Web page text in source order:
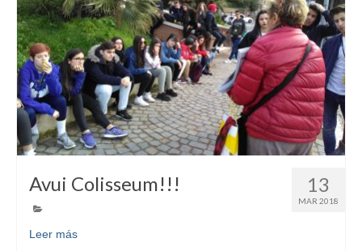
13
MAR 2018
Avui Colisseum!!!
Leer más